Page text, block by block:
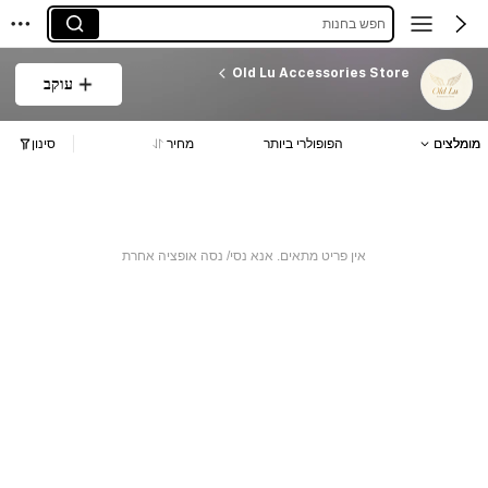
חפש בחנות
Old Lu Accessories Store
עוקב
מומלצים הפופולרי ביותר מחיר סינון
אין פריט מתאים. אנא נסי/ נסה אופציה אחרת